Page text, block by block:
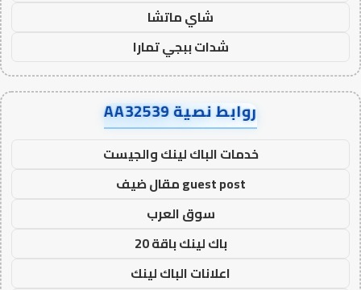
شاي ماتشا
شدات ببجي تمارا
روابط نصية AA32539
خدمات الباك لينك والجيست
guest post مقال ضيف
سوق العرب
باك لينك باقة 20
اعلانات الباك لينك